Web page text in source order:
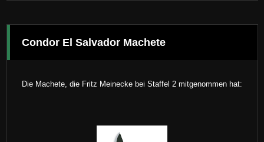
Condor El Salvador Machete
Die Machete, die Fritz Meinecke bei Staffel 2 mitgenommen hat: